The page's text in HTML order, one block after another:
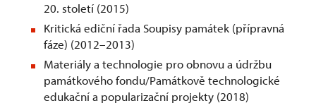
20. století (2015)
Kritická ediční řada Soupisy památek (přípravná
fáze) (2012–2013)
Materiály a technologie pro obnovu a údržbu
památkového fondu/Památkově technologické
edukační a popularizační projekty (2018)